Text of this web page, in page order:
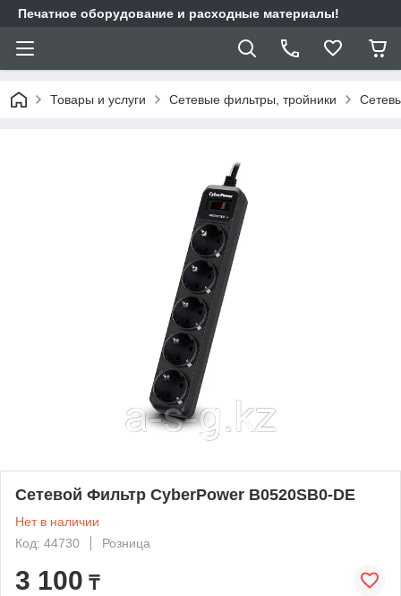
Печатное оборудование и расходные материалы!
Товары и услуги Сетевые фильтры, тройники
Сетевой Фильтр CyberPower B0520SB0-DE
Нет в наличии
Код: 44730
Розница
3 100 ₸